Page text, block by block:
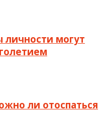
личности могут
ли отоспаться